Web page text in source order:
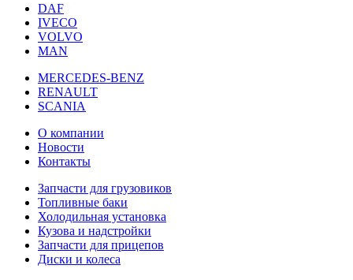
DAF
IVECO
VOLVO
MAN
MERCEDES-BENZ
RENAULT
SCANIA
О компании
Новости
Контакты
Запчасти для грузовиков
Топливные баки
Холодильная установка
Кузова и надстройки
Запчасти для прицепов
Диски и колеса